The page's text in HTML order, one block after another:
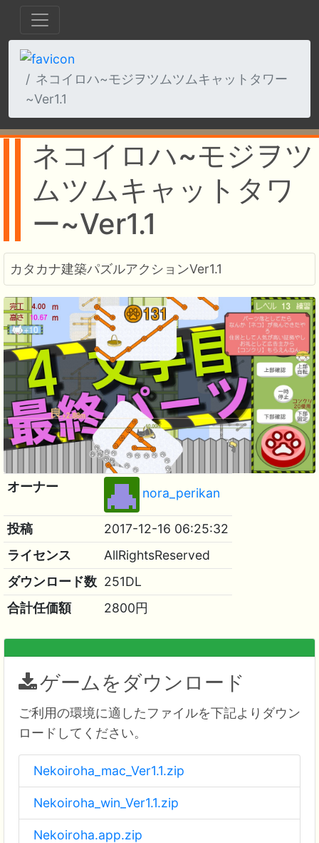
ネコイロハ~モジヲツムツムキャットタワー
~Ver1.1
ネコイロハ~モジヲツ
ムツムキャットタワ
ー~Ver1.1
カタカナ建築パズルアクションVer1.1
オーナー nora_perikan
投稿
2017-12-16 06:25:32
ライセンス
AllRightsReserved
ダウンロード数 251DL
合計任価額
2800円
ゲームをダウンロード
ご利用の環境に適したファイルを下記よりダウン
ロードしてください。
Nekoiroha_mac_Ver1.1.zip
Nekoiroha_win_Ver1.1.zip
Nekoiroha.app.zip